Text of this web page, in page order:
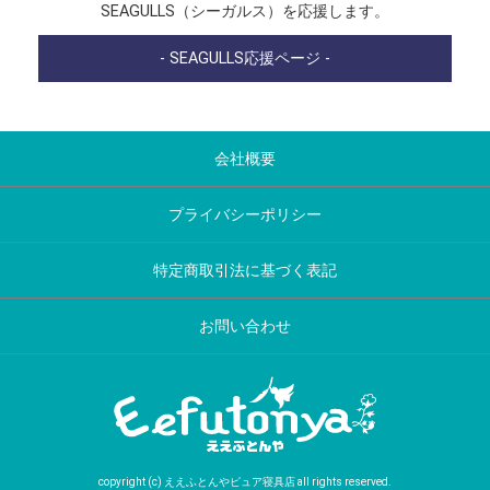
SEAGULLS（シーガルス）を応援します。
- SEAGULLS応援ページ -
会社概要
プライバシーポリシー
特定商取引法に基づく表記
お問い合わせ
copyright (c) ええふとんやピュア寝具店 all rights reserved.